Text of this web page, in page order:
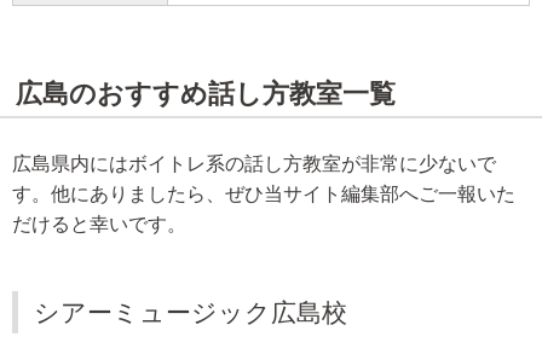
広島のおすすめ話し方教室一覧
広島県内にはボイトレ系の話し方教室が非常に少ないで
す。他にありましたら、ぜひ当サイト編集部へご一報いた
だけると幸いです。
シアーミュージック広島校